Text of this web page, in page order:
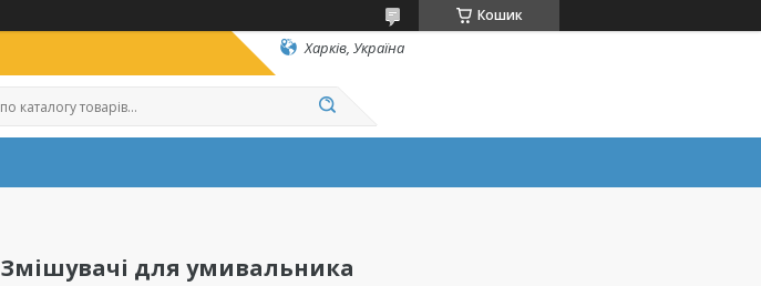
Кошик
Харків, Україна
Змішувачі для умивальника